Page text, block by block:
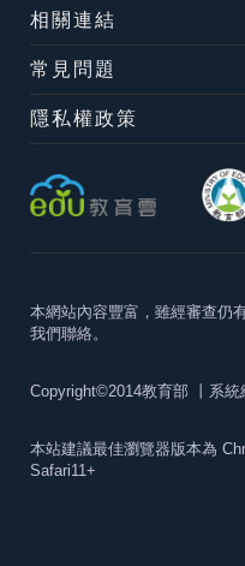
相關連結
常見問題
隱私權政策
本網站內容豐富，雖經審查仍
我們聯絡。
Copyright©2014教育部 丨系
本站建議最佳瀏覽器版本為
Safari11+